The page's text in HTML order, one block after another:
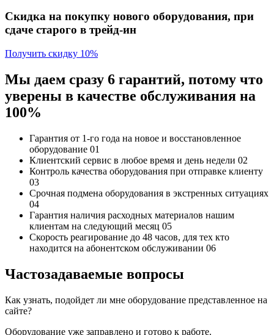
Скидка на покупку нового оборудования, при
сдаче старого в трейд-ин
Получить скидку 10%
Мы даем сразу 6 гарантий, потому что
уверены в качестве обслуживания на
100%
Гарантия от 1-го года на новое и восстановленное
оборудование 01
Клиентский сервис в любое время и день недели 02
Контроль качества оборудования при отправке клиенту
03
Срочная подмена оборудования в экстренных ситуациях
04
Гарантия наличия расходных материалов нашим
клиентам на следующий месяц 05
Скорость реагирование до 48 часов, для тех кто
находится на абонентском обслуживании 06
Частозадаваемые вопросы
Как узнать, подойдет ли мне оборудование представленное на
сайте?
Оборудование уже заправлено и готово к работе.